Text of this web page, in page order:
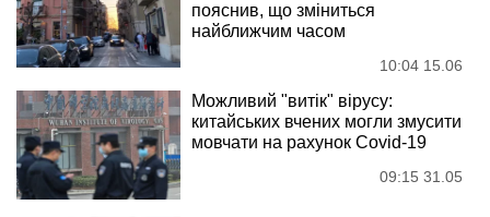
пояснив, що зміниться
найближчим часом
10:04 15.06
Можливий "витік" вірусу:
китайських вчених могли змусити
мовчати на рахунок Covid-19
09:15 31.05